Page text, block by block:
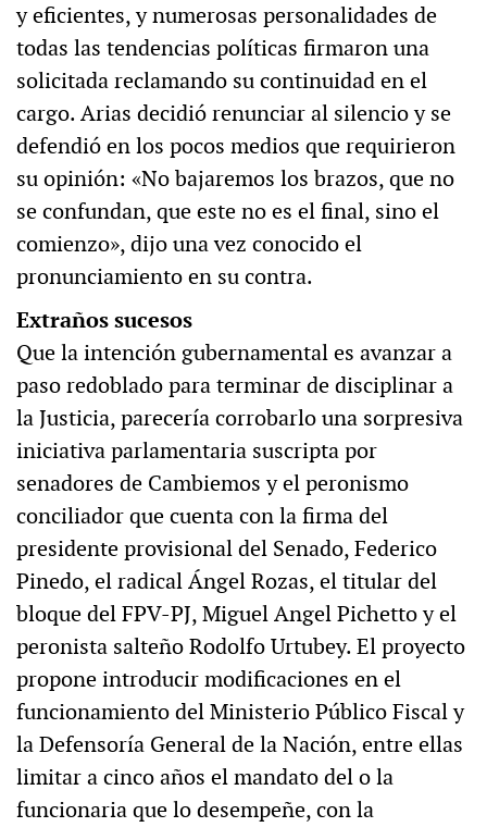
y eficientes, y numerosas personalidades de
todas las tendencias políticas firmaron una
solicitada reclamando su continuidad en el
cargo. Arias decidió renunciar al silencio y se
defendió en los pocos medios que requirieron
su opinión: «No bajaremos los brazos, que no
se confundan, que este no es el final, sino el
comienzo», dijo una vez conocido el
pronunciamiento en su contra.
Extraños sucesos
Que la intención gubernamental es avanzar a
paso redoblado para terminar de disciplinar a
la Justicia, parecería corrobarlo una sorpresiva
iniciativa parlamentaria suscripta por
senadores de Cambiemos y el peronismo
conciliador que cuenta con la firma del
presidente provisional del Senado, Federico
Pinedo, el radical Ángel Rozas, el titular del
bloque del FPV-PJ, Miguel Angel Pichetto y el
peronista salteño Rodolfo Urtubey. El proyecto
propone introducir modificaciones en el
funcionamiento del Ministerio Público Fiscal y
la Defensoría General de la Nación, entre ellas
limitar a cinco años el mandato del o la
funcionaria que lo desempeñe, con la